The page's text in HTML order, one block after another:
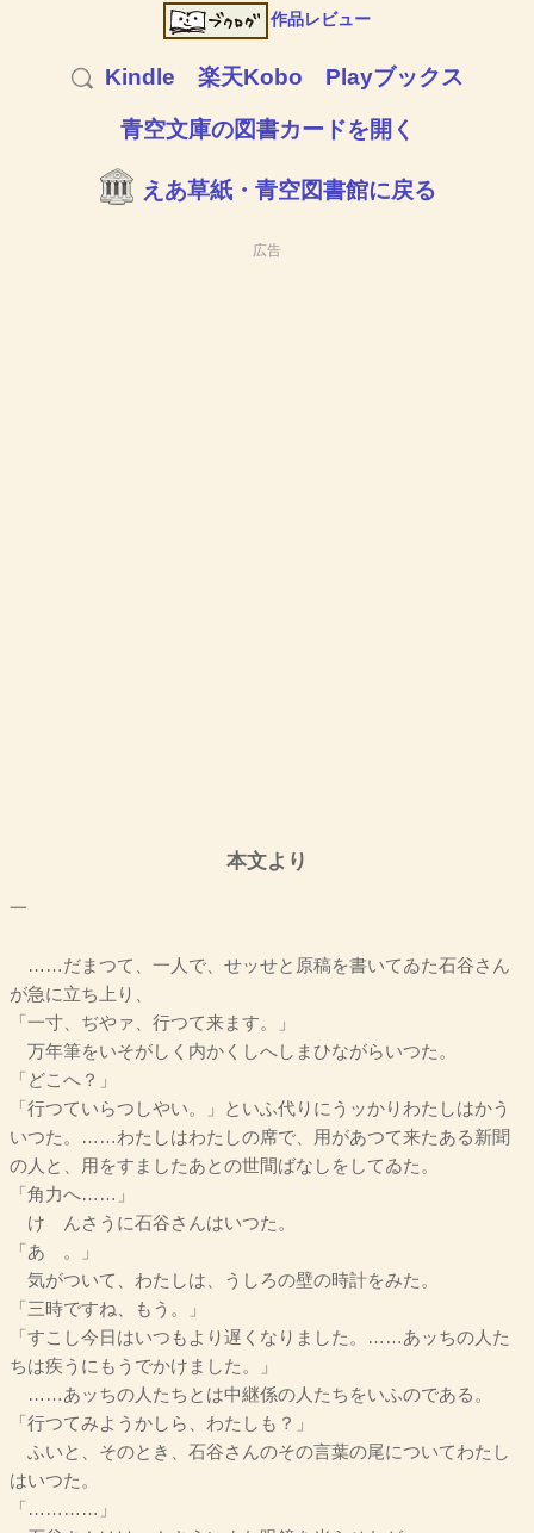
作品レビュー
Kindle 楽天Kobo Playブックス
青空文庫の図書カードを開く
えあ草紙・青空図書館に戻る
広告
本文より
一
……だまつて、一人で、せッせと原稿を書いてゐた石谷さん
が急に立ち上り、
「一寸、ぢやァ、行つて来ます。」
万年筆をいそがしく内かくしへしまひながらいつた。
「どこへ？」
「行つていらつしやい。」といふ代りにうッかりわたしはかう
いつた。……わたしはわたしの席で、用があつて来たある新聞
の人と、用をすましたあとの世間ばなしをしてゐた。
「角力へ……」
けゞんさうに石谷さんはいつた。
「あゝ。」
気がついて、わたしは、うしろの壁の時計をみた。
「三時ですね、もう。」
「すこし今日はいつもより遅くなりました。……あッちの人た
ちは疾うにもうでかけました。」
……あッちの人たちとは中継係の人たちをいふのである。
「行つてみようかしら、わたしも？」
ふいと、そのとき、石谷さんのその言葉の尾についてわたし
はいつた。
「…………」